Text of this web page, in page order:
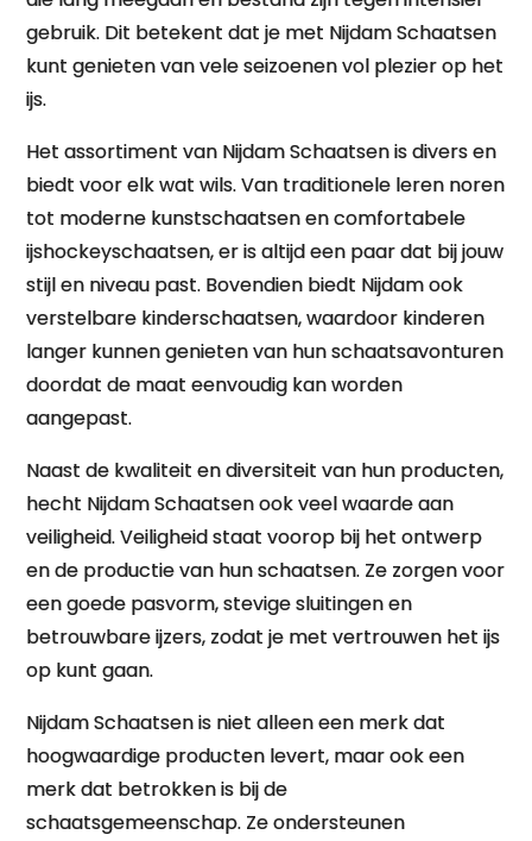
gebruik. Dit betekent dat je met Nijdam Schaatsen
kunt genieten van vele seizoenen vol plezier op het
ijs.
Het assortiment van Nijdam Schaatsen is divers en
biedt voor elk wat wils. Van traditionele leren noren
tot moderne kunstschaatsen en comfortabele
ijshockeyschaatsen, er is altijd een paar dat bij jouw
stijl en niveau past. Bovendien biedt Nijdam ook
verstelbare kinderschaatsen, waardoor kinderen
langer kunnen genieten van hun schaatsavonturen
doordat de maat eenvoudig kan worden
aangepast.
Naast de kwaliteit en diversiteit van hun producten,
hecht Nijdam Schaatsen ook veel waarde aan
veiligheid. Veiligheid staat voorop bij het ontwerp
en de productie van hun schaatsen. Ze zorgen voor
een goede pasvorm, stevige sluitingen en
betrouwbare ijzers, zodat je met vertrouwen het ijs
op kunt gaan.
Nijdam Schaatsen is niet alleen een merk dat
hoogwaardige producten levert, maar ook een
merk dat betrokken is bij de
schaatsgemeenschap. Ze ondersteunen